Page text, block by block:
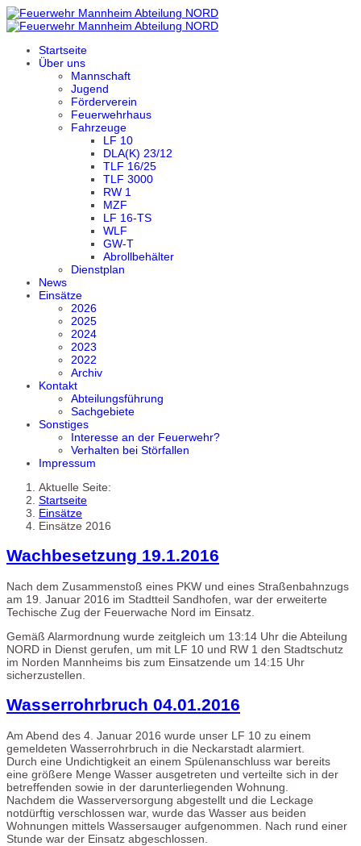
Startseite
Über uns
Mannschaft
Jugend
Förderverein
Feuerwehrhaus
Fahrzeuge
LF 10
DLA(K) 23/12
TLF 16/25
TLF 3000
RW 1
MZF
LF 16-TS
WLF
GW-T
Abrollbehälter
Dienstplan
News
Einsätze
2026
2025
2024
2023
2022
Archiv
Kontakt
Abteilungsführung
Sachgebiete
Sonstiges
Interesse an der Feuerwehr?
Verhalten bei Störfallen
Impressum
Aktuelle Seite:
Startseite
Einsätze
Einsätze 2016
Wachbesetzung 19.1.2016
Nach dem Zusammenstoß eines PKW und eines Straßenbahnzugs
am 19. Januar 2016 im Stadtteil Sandhofen, war der erweiterte
Techische Zug der Feuerwache Nord im Einsatz.
Gemäß Alarmordnung wurde zeitgleich um 13:14 Uhr die Abteilung
NORD in Dienst gerufen, um mit LF 10 und RW 1 den Stadtschutz
im Norden Mannheims bis zum Einsatzende um 14:15 Uhr
sicherzustellen.
Wasserrohrbruch 04.01.2016
Am Abend des 4. Januar 2016 wurde unser LF 10 zu einem
gemeldeten Wasserrohrbruch in die Neckarstadt alarmiert.
Durch eine Undichtigkeit an einem Spülenanschluss war bereits
eine größere Menge Wasser ausgetreten und verteilte sich in der
betreffenden sowie in der darunterliegenden Wohnung.
Nachdem die Wasserversorgung abgestellt und die Leckage
notdürftig verschlossen war, wurde das Wasser aus beiden
Wohnungen mittels Wassersauger aufgenommen. Nach rund einer
Stunde war der Einsatz abgeschlossen.